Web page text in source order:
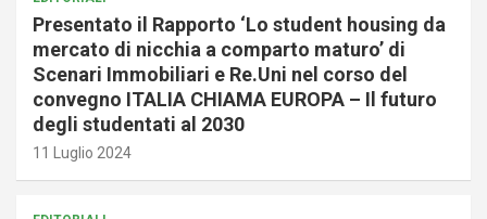
Presentato il Rapporto ‘Lo student housing da
mercato di nicchia a comparto maturo’ di
Scenari Immobiliari e Re.Uni nel corso del
convegno ITALIA CHIAMA EUROPA – Il futuro
degli studentati al 2030
11 Luglio 2024